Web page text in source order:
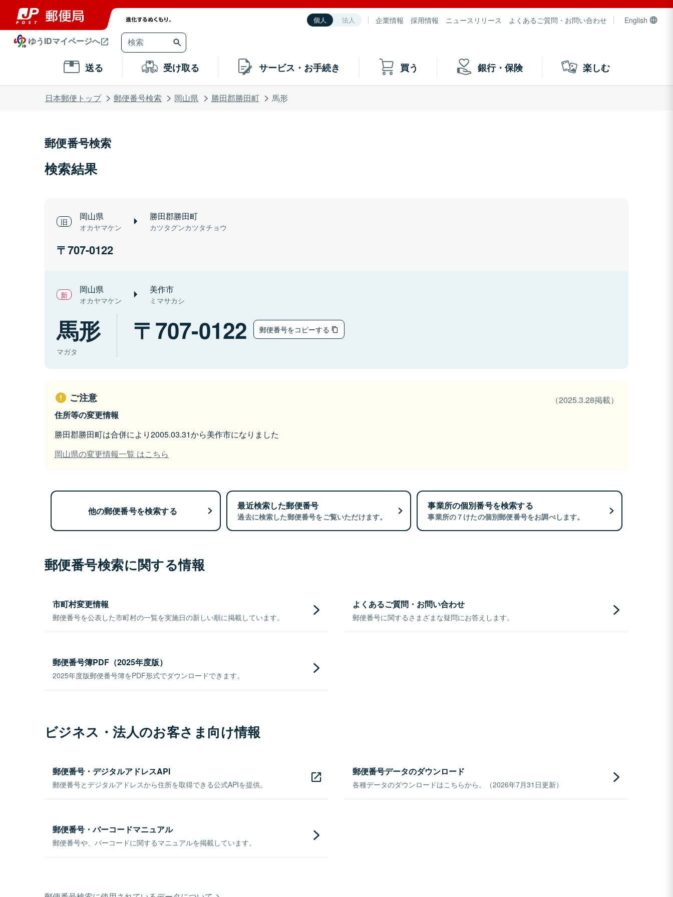
個人 法人 企業情報 採用情報 ニュースリリース よくあるご質問・お問い合わせ English
ゆうIDマイページへ
送る 受け取る サービス・お手続き 買う 銀行・保険 楽しむ
日本郵便トップ 郵便番号検索 岡山県 勝田郡勝田町 馬形
郵便番号検索
検索結果
岡山県
オカヤマケン
勝田郡勝田町
カツタグンカツタチョウ
707-0122
岡山県
オカヤマケン
美作市
ミマサカシ
馬形
マガタ
707-0122 郵便番号をコピーする
ご注意
（2025.3.28掲載）
住所等の変更情報
勝田郡勝田町は合併により2005.03.31から美作市になりました
岡山県の変更情報一覧 はこちら
他の郵便番号を検索する 最近検索した郵便番号
過去に検索した郵便番号をご覧いただけます。
事業所の個別番号を検索する
事業所の７けたの個別郵便番号をお調べします。
郵便番号検索に関する情報
市町村変更情報
郵便番号を公表した市町村の一覧を実施日の新しい順に掲載しています。
よくあるご質問・お問い合わせ
郵便番号に関するさまざまな疑問にお答えします。
郵便番号簿PDF（2025年度版）
2025年度版郵便番号簿をPDF形式でダウンロードできます。
ビジネス・法人のお客さま向け情報
郵便番号・デジタルアドレスAPI
郵便番号とデジタルアドレスから住所を取得できる公式APIを提供。
郵便番号データのダウンロード
各種データのダウンロードはこちらから。（2026年7月31日更新）
郵便番号・バーコードマニュアル
郵便番号や、バーコードに関するマニュアルを掲載しています。